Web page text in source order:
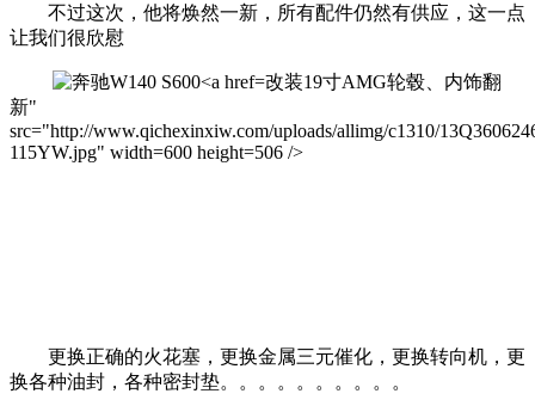
不过这次，他将焕然一新，所有配件仍然有供应，这一点
让我们很欣慰
改装19寸AMG轮毂、内饰翻
新"
src="http://www.qichexinxiw.com/uploads/allimg/c1310/
115YW.jpg" width=600 height=506 />
更换正确的火花塞，更换金属三元催化，更换转向机，更
换各种油封，各种密封垫。。。。。。。。。。